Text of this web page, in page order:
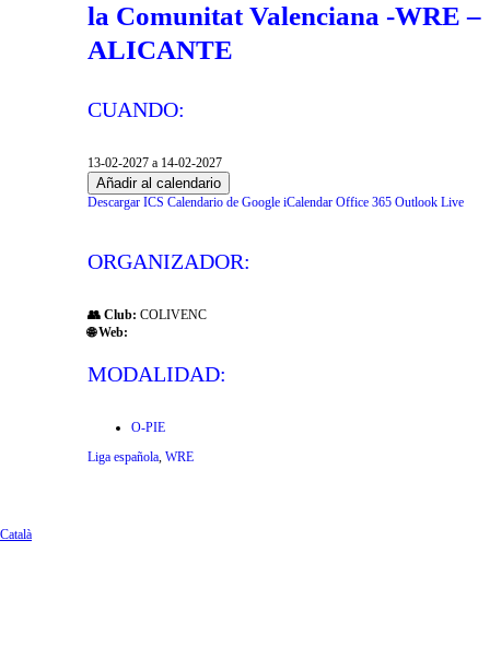
la Comunitat Valenciana -WRE –
ALICANTE
CUANDO:
13-02-2027 a 14-02-2027
Añadir al calendario
Descargar ICS Calendario de Google iCalendar Office 365 Outlook Live
ORGANIZADOR:
👥 Club: COLIVENC
🌐 Web:
MODALIDAD:
O-PIE
Liga española WRE
Català